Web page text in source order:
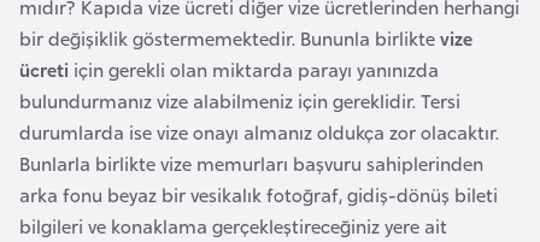
mıdır? Kapıda vize ücreti diğer vize ücretlerinden herhangi
bir değişiklik göstermemektedir. Bununla birliktevize
ücreti için gerekli olan miktarda parayı yanınızda
bulundurmanız vize alabilmeniz için gereklidir. Tersi
durumlarda ise vize onayı almanız oldukça zor olacaktır.
Bunlarla birlikte vize memurları başvuru sahiplerinden
arka fonu beyaz bir vesikalık fotoğraf, gidiş-dönüş bileti
bilgileri ve konaklama gerçekleştireceğiniz yere ait
C
i
b
u
t
i